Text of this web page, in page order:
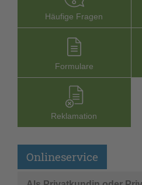
Häufige Fragen
Formu­lare
Reklamation
Onlineservice